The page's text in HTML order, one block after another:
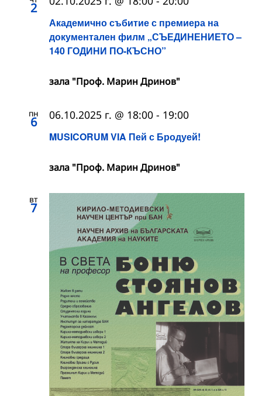
2
Академично събитие с премиера на
документален филм „СЪЕДИНЕНИЕТО –
140 ГОДИНИ ПО-КЪСНО”
зала "Проф. Марин Дринов"
пн
6
MUSICORUM VIA Пей с Бродуей!
06.10.2025 г. @ 18:00 - 19:00
зала "Проф. Марин Дринов"
вт
7